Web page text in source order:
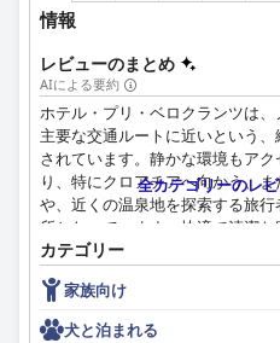
清潔さはホテル全体の特徴であり
と共用エリアの両方の完璧な状態
潔さへのこだわりは、モダンで手
よってさらに強化され、歓迎的で
す。
ホテル・ラカーのスタッフは、
いおもてなしで高い評価を得て
英語、セルビア語を含むスタッ
な言語で対応してくれることに
のサービスとチームの気配りは
えます。
最後に、ホテル・ラカーのベッ
完璧だと評されることもよくあ
情報
レビューのまとめ
AIによる要約
ホテル・プリ・ベロクランツは
主要な交通ルートに近いという
されています。静かな環境もア
り、特にクロアチアへ向かう、
や、近くの温泉地を探索する旅
所となっています。快適で清潔
ィと家庭的な雰囲気を備えた広々
の一部はやや時代を感じさせる
けでなく施設全体に及んでおり
めています。
全カテゴリーのレ
カテゴリー
家族向け
犬と泊まれる